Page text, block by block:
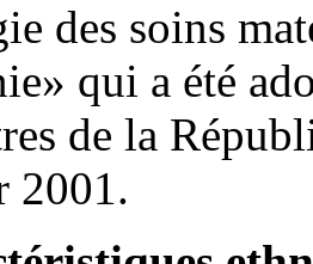
des soins
qui a été
de la
2001.